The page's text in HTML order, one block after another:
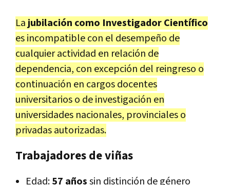
La jubilación como Investigador Científico
es incompatible con el desempeño de
cualquier actividad en relación de
dependencia, con excepción del reingreso o
continuación en cargos docentes
universitarios o de investigación en
universidades nacionales, provinciales o
privadas autorizadas.
Trabajadores de viñas
Edad:57 añossin distinción de género